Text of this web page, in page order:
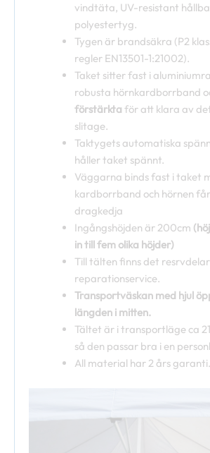
vindtäta, UV-resistant
polyestertyg.
Tygen är brandsäkra (P2
regler EN13501-1:21002).
Taket sitter fast i
robusta hörnkardborrband
förstärkta för att klara av
slitage.
Taktygets automatiska
håller taket spännt.
Väggarna binds fast i taket
kardborrband och hörnen
dragkedja
Ingångshöjden är 200cm
in till fem olika höjder)
Till tälten finns det
reparationservice.
Transportväskan med hjul
längden i mitten.
Tältet är i transportläge ca
så den passar bra i en
All material har 2 års garanti.